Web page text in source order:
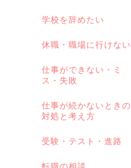
学校を辞めたい
休職・職場に行けない
仕事ができない・ミ
ス・失敗
仕事が続かないときの
対処と考え方
受験・テスト・進路